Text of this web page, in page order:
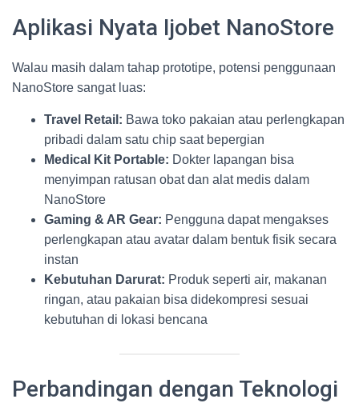
Aplikasi Nyata Ijobet NanoStore
Walau masih dalam tahap prototipe, potensi penggunaan
NanoStore sangat luas:
Travel Retail: Bawa toko pakaian atau perlengkapan
pribadi dalam satu chip saat bepergian
Medical Kit Portable: Dokter lapangan bisa
menyimpan ratusan obat dan alat medis dalam
NanoStore
Gaming & AR Gear: Pengguna dapat mengakses
perlengkapan atau avatar dalam bentuk fisik secara
instan
Kebutuhan Darurat: Produk seperti air, makanan
ringan, atau pakaian bisa didekompresi sesuai
kebutuhan di lokasi bencana
Perbandingan dengan Teknologi